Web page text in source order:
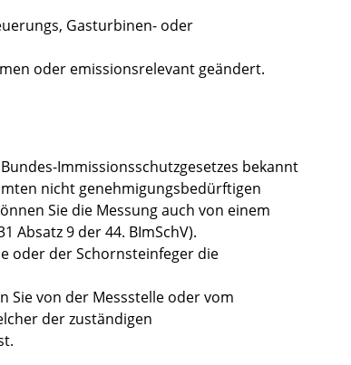
Gasturbinen- oder
oder emissionsrelevant geändert.
Immissionsschutzgesetzes bekannt
nicht genehmigungsbedürftigen
Sie die Messung auch von einem
Absatz 9 der 44. BImSchV).
oder der Schornsteinfeger die
Sie von der Messstelle oder vom
der zuständigen